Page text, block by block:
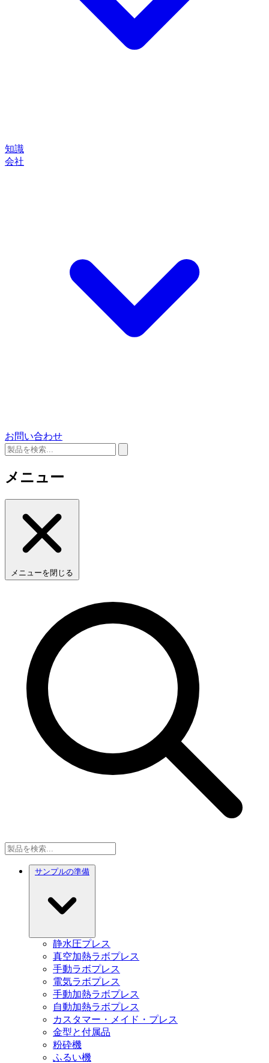
知識
会社
お問い合わせ
メニュー
メニューを閉じる
サンプルの準備
静水圧プレス
真空加熱ラボプレス
手動ラボプレス
電気ラボプレス
手動加熱ラボプレス
自動加熱ラボプレス
カスタマー・メイド・プレス
金型と付属品
粉砕機
ふるい機